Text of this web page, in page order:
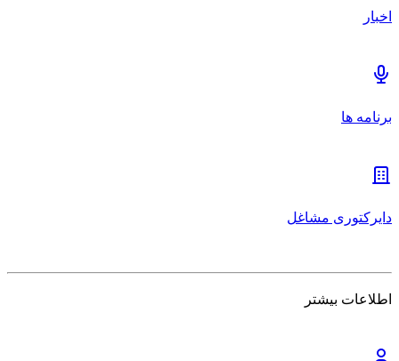
اخبار
برنامه ها
دایرکتوری مشاغل
اطلاعات بیشتر